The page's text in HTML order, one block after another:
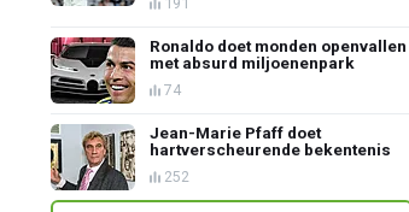
Ronaldo doet monden openvallen
met absurd miljoenenpark
74
Jean-Marie Pfaff doet
hartverscheurende bekentenis
252